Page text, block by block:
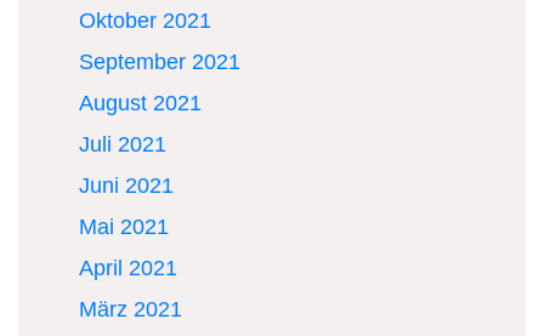
Oktober 2021
September 2021
August 2021
Juli 2021
Juni 2021
Mai 2021
April 2021
März 2021